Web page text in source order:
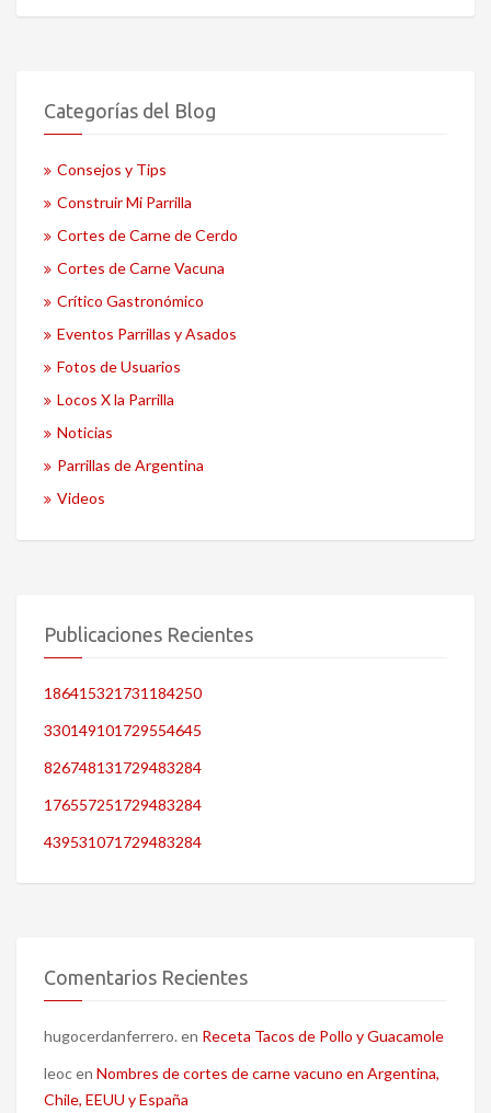
Categorías del Blog
Consejos y Tips
Construir Mi Parrilla
Cortes de Carne de Cerdo
Cortes de Carne Vacuna
Crítico Gastronómico
Eventos Parrillas y Asados
Fotos de Usuarios
Locos X la Parrilla
Noticias
Parrillas de Argentina
Videos
Publicaciones Recientes
186415321731184250
330149101729554645
826748131729483284
176557251729483284
439531071729483284
Comentarios Recientes
hugocerdanferrero. en Receta Tacos de Pollo y Guacamole
leocen Nombres de cortes de carne vacuno en Argentina,
Chile, EEUU y España